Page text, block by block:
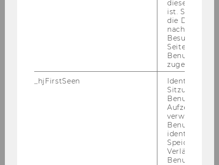
Un­ter­stüt­zung der Pro­fes­sor/inn/en und des
wis­sen­schaft­li­chen Per­so­nals, Lei­tung und Or­
ga­ni­sa­ti­on des In­sti­tuts­se­kre­ta­ri­ats, Or­ga­ni­sa­ti­
on der In­sti­tuts­in­ter­na, Ver­wal­tung von In­sti­
tuts­bud­get und -​finanzen, Stu­die­ren­den­be­
spon­denz, Or­ga­ni­sa­ti­on und Be­treu­ung der In­
sti­tuts­bi­blio­thek, EDV- und In­ter­net­re­cher­
chen, Da­ten­bank­be­treu­ung (ins­be­son­de­re SAP
Er­for­der­li­che Kennt­nis­se und Qua­li­fi­ka­tio­nen:
diese Seite
ist. Stellt
die Daten von
Besuchen
Seite
Benutzer-ID
zugeordnet
_hjFirstSeen
Identifiziert
Sitzung eines
Benutzers.
verwendet,
identifizieren.
Verlängert